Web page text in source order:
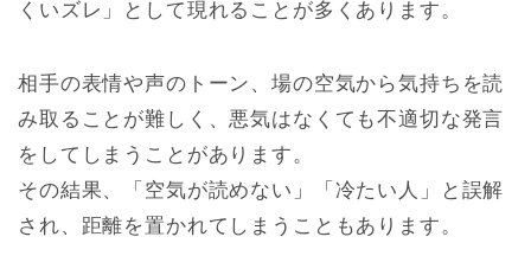
くいズレ」として現れることが多くあります。
相手の表情や声のトーン、場の空気から気持ちを読
み取ることが難しく、悪気はなくても不適切な発言
をしてしまうことがあります。
その結果、「空気が読めない」「冷たい人」と誤解
され、距離を置かれてしまうこともあります。